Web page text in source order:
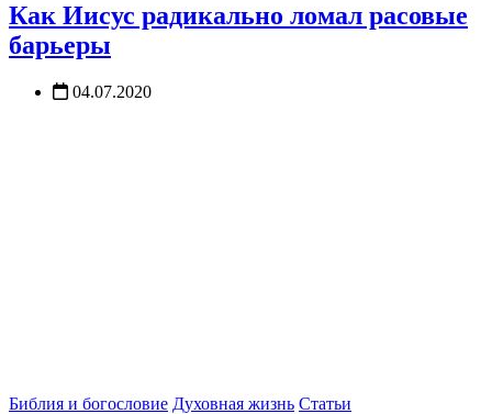
Как Иисус радикально ломал расовые
барьеры
04.07.2020
Библия и богословие Духовная жизнь Статьи